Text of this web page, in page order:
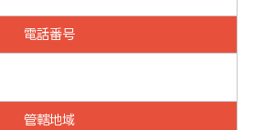
電話番号
管轄地域